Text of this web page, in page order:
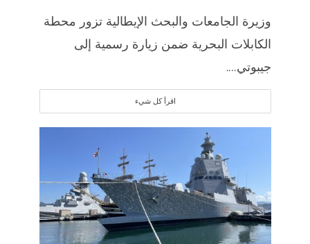
وزيرة الجامعات والبحث الإيطالية تزور محطة
الكابلات البحرية ضمن زيارة رسمية إلى
جيبوتي....
اقرأ كل شيء